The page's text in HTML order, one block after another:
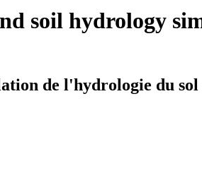
soil hydrology
de l'hydrologie du